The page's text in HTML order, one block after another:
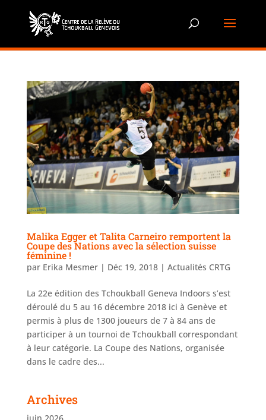
Malika Egger et Talita Carneiro remportent la
Coupe des Nations avec la sélection suisse
féminine !
par Erika Mesmer| Déc 19, 2018| Actualités CRTG
La 22e édition des Tchoukball Geneva Indoors s’est
déroulé du 5 au 16 décembre 2018 ici à Genève et
permis à plus de 1300 joueurs de 7 à 84 ans de
participer à un tournoi de Tchoukball correspondant
à leur catégorie. La Coupe des Nations, organisée
dans le cadre des...
Archives